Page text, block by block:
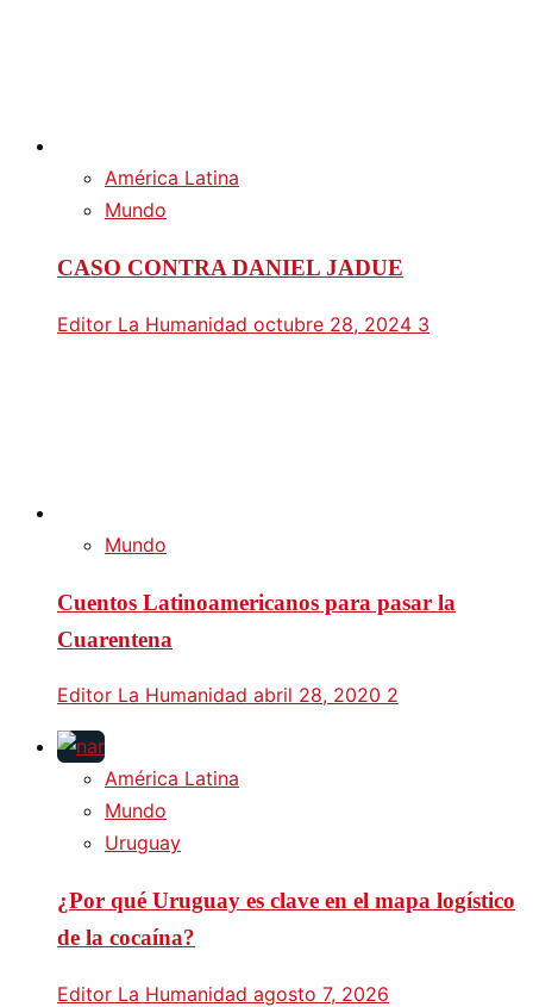
América Latina
Mundo
CASO CONTRA DANIEL JADUE
Editor La Humanidad octubre 28, 2024 3
Mundo
Cuentos Latinoamericanos para pasar la
Cuarentena
Editor La Humanidad abril 28, 2020 2
América Latina
Mundo
Uruguay
¿Por qué Uruguay es clave en el mapa logístico
de la cocaína?
Editor La Humanidad agosto 7, 2026